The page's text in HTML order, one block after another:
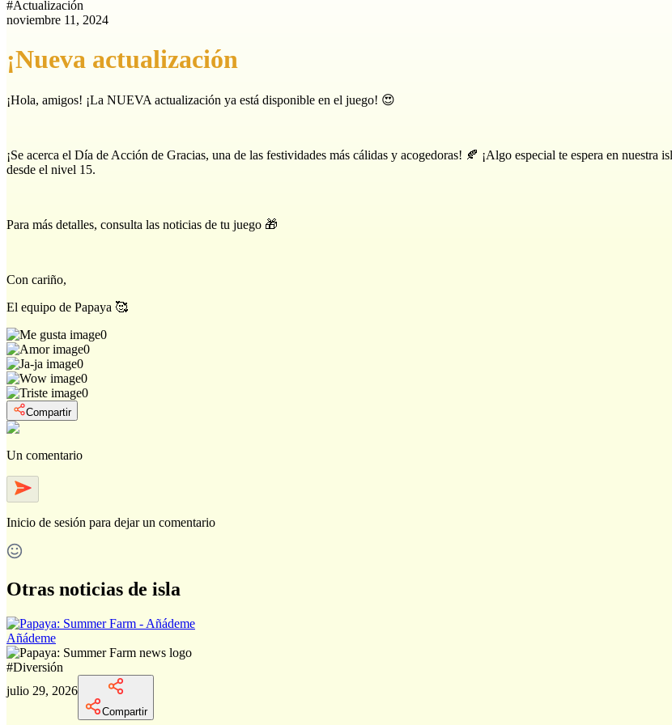
#Actualización
noviembre 11, 2024
¡Nueva actualización
¡Hola, amigos! ¡La NUEVA actualización ya está disponible en el juego! 😍
¡Se acerca el Día de Acción de Gracias, una de las festividades más cálidas y acogedoras! 🍂 ¡Algo especial te espera en
desde el nivel 15.
Para más detalles, consulta las noticias de tu juego 🎁
Con cariño,
El equipo de Papaya 🥰
0
0
0
0
0
Compartir
Un comentario
Inicio de sesión para dejar un comentario
Otras noticias de isla
Añádeme
#Diversión
julio 29, 2026
Compartir